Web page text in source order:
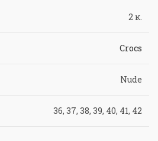
2 κ.
Crocs
Nude
36, 37, 38, 39, 40, 41, 42